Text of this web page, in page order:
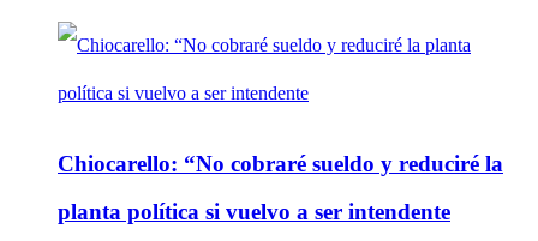
Chiocarello: “No cobraré sueldo y reduciré la
planta política si vuelvo a ser intendente